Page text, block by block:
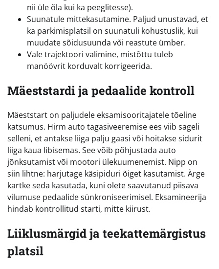
nii üle õla kui ka peeglitesse).
Suunatule mittekasutamine. Paljud unustavad, et
ka parkimisplatsil on suunatuli kohustuslik, kui
muudate sõidusuunda või reastute ümber.
Vale trajektoori valimine, mistõttu tuleb
manöövrit korduvalt korrigeerida.
Mäeststardi ja pedaalide kontroll
Mäeststart on paljudele eksamisooritajatele tõeline
katsumus. Hirm auto tagasiveeremise ees viib sageli
selleni, et antakse liiga palju gaasi või hoitakse sidurit
liiga kaua libisemas. See võib põhjustada auto
jõnksutamist või mootori ülekuumenemist. Nipp on
siin lihtne: harjutage käsipiduri õiget kasutamist. Ärge
kartke seda kasutada, kuni olete saavutanud piisava
vilumuse pedaalide sünkroniseerimisel. Eksamineerija
hindab kontrollitud starti, mitte kiirust.
Liiklusmärgid ja teekattemärgistus
platsil